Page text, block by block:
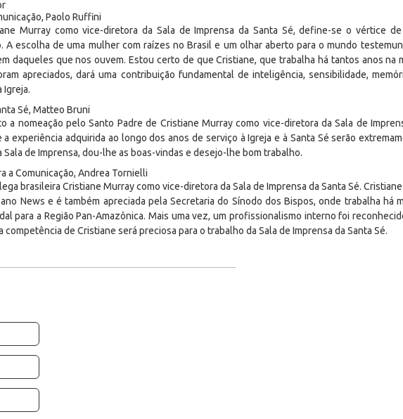
Paolo Ruffini
Murray como vice-diretora da Sala de Imprensa da Santa Sé, define-se o vértice
A escolha de uma mulher com raízes no Brasil e um olhar aberto para o mundo
daqueles que nos ouvem. Estou certo de que Cristiane, que trabalha há tantos anos na
apreciados, dará uma contribuição fundamental de inteligência, sensibilidade,
Igreja.
Sé, Matteo Bruni
a nomeação pelo Santo Padre de Cristiane Murray como vice-diretora da Sala de
experiência adquirida ao longo dos anos de serviço à Igreja e à Santa Sé serão
de Imprensa, dou-lhe as boas-vindas e desejo-lhe bom trabalho.
a Comunicação, Andrea Tornielli
brasileira Cristiane Murray como vice-diretora da Sala de Imprensa da Santa Sé.
News e é também apreciada pela Secretaria do Sínodo dos Bispos, onde trabalha há
para a Região Pan-Amazônica. Mais uma vez, um profissionalismo interno foi
de Cristiane será preciosa para o trabalho da Sala de Imprensa da Santa Sé.